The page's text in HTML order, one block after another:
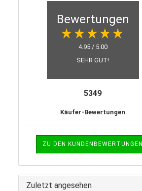
Bewertungen
4.95 / 5.00
SEHR GUT!
5349
Käufer-Bewertungen
ZU DEN KUNDENBEWERTUNGEN
Zuletzt angesehen